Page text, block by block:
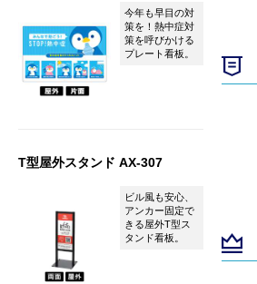
今年も早目の対
策を！熱中症対
策を呼びかける
プレート看板。
T型屋外スタンド AX-307
ビル風も安心、
アンカー固定で
きる屋外T型ス
タンド看板。